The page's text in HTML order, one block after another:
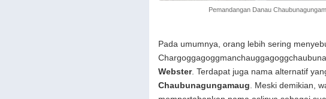
Pemandangan Danau
Pada umumnya, orang lebih sering
Webster. Terdapat juga nama alternatif
Chaubunagungamaug . Meski demikian,